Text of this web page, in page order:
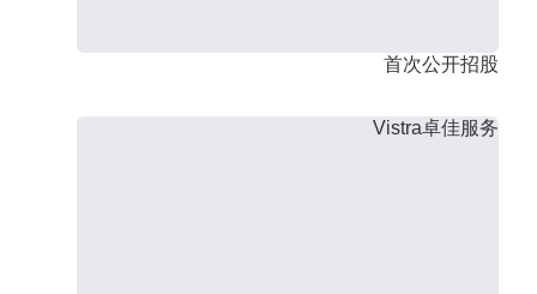
首次公开招股
Vistra卓佳服务